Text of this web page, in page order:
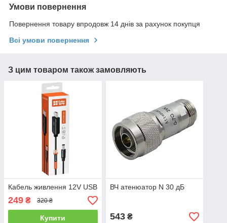
Умови повернення
Повернення товару впродовж 14 днів за рахунок покупця
Всі умови повернення
З цим товаром також замовляють
Кабель живлення 12V USB
249 ₴ 320 ₴
Купити
ВЧ атенюатор N 30 дБ
543₴